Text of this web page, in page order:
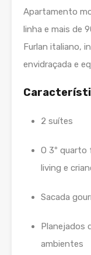
Apartamento
linha e mais de
Furlan italiano,
envidraçada e
2 suítes
O 3º quarto
living e
Sacada
Planejados
ambientes